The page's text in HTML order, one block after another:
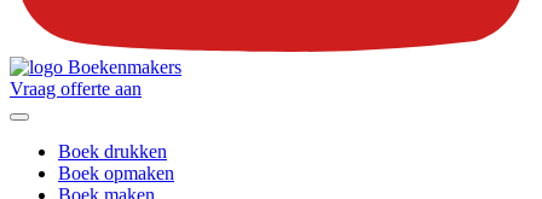
Vraag offerte aan
Boek drukken
Boek opmaken
Boek maken